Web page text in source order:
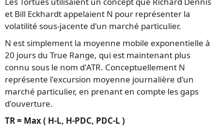
et Bill Eckhardt appelaient N pour représenter la
volatilité sous-jacente d'un marché particulier.
N est simplement la moyenne mobile exponentielle à
20 jours du True Range, qui est maintenant plus
connu sous le nom d'ATR. Conceptuellement N
représente l'excursion moyenne journalière d'un
marché particulier, en prenant en compte les gaps
d'ouverture.
TR = Max ( H-L, H-PDC, PDC-L )